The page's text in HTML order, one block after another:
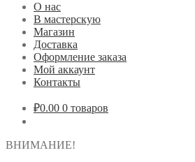
О нас
В мастерскую
Магазин
Доставка
Оформление заказа
Мой аккаунт
Контакты
₽0.00 0 товаров
ВНИМАНИЕ!